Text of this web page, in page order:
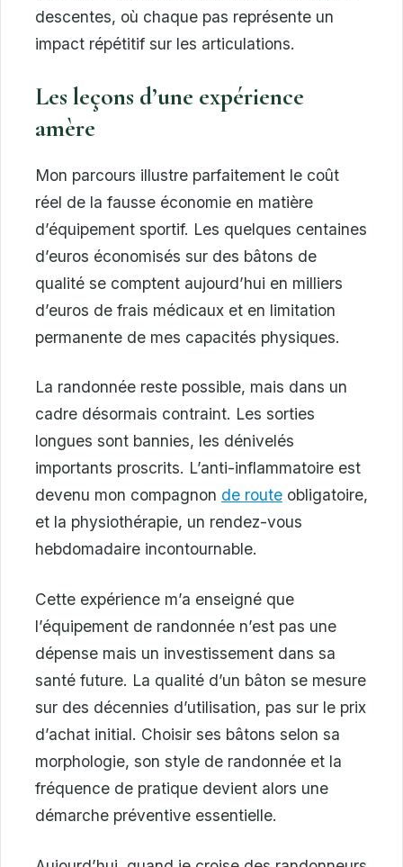
descentes, où chaque pas représente un
impact répétitif sur les articulations.
Les leçons d’une expérience
amère
Mon parcours illustre parfaitement le coût
réel de la fausse économie en matière
d’équipement sportif. Les quelques centaines
d’euros économisés sur des bâtons de
qualité se comptent aujourd’hui en milliers
d’euros de frais médicaux et en limitation
permanente de mes capacités physiques.
La randonnée reste possible, mais dans un
cadre désormais contraint. Les sorties
longues sont bannies, les dénivelés
importants proscrits. L’anti-inflammatoire est
devenu mon compagnon de route obligatoire,
et la physiothérapie, un rendez-vous
hebdomadaire incontournable.
Cette expérience m’a enseigné que
l’équipement de randonnée n’est pas une
dépense mais un investissement dans sa
santé future. La qualité d’un bâton se mesure
sur des décennies d’utilisation, pas sur le prix
d’achat initial. Choisir ses bâtons selon sa
morphologie, son style de randonnée et la
fréquence de pratique devient alors une
démarche préventive essentielle.